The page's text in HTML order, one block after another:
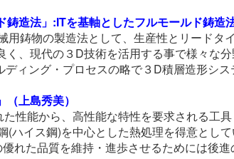
造法」:ITを基軸としたフルモールド鋳造
用鋳物の製造法として、生産性とリードタ
、現代の３D技術を活用する事で様々な
ィング・プロセスの略で３D積層造形シ
上島秀美）
性能から、高性能な特性を要求される
(ハイス鋼)を中心とした熱処理を得意とし
れた品質を維持・進歩させるためには後